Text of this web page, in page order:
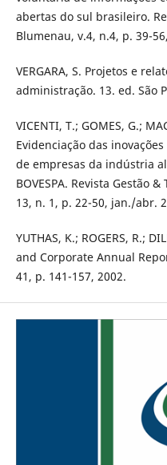
abertas do sul brasileiro.
Blumenau, v.4, n.4, p. 39-
VERGARA, S. Projetos e
administração. 13. ed. São
VICENTI, T.; GOMES, G.;
Evidenciação das
de empresas da indústria
BOVESPA. Revista Gestão
13, n. 1, p. 22-50, jan./abr.
YUTHAS, K.; ROGERS, R.;
and Corporate Annual
41, p. 141-157, 2002.